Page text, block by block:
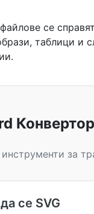
се
таблици и
за
се SVG